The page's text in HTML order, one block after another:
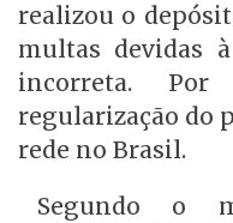
realizou o
multas devidas
incorreta.
regularização do
rede no Brasil.
Segundo o